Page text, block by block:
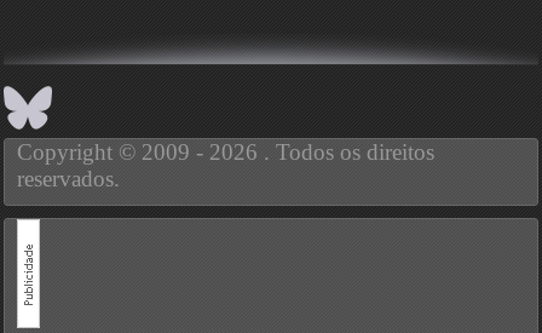
Copyright © 2009 - 2026 . Todos os direitos
reservados.